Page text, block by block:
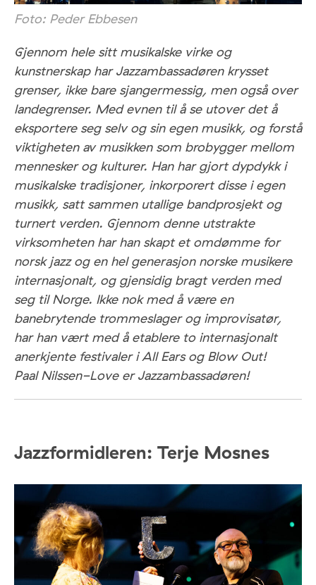
Foto: Peder Ebbesen
Gjennom hele sitt musikalske virke og
kunstnerskap har Jazzambassadøren krysset
grenser, ikke bare sjangermessig, men også over
landegrenser. Med evnen til å se utover det å
eksportere seg selv og sin egen musikk, og forstå
viktigheten av musikken som brobygger mellom
mennesker og kulturer. Han har gjort dypdykk i
musikalske tradisjoner, inkorporert disse i egen
musikk, satt sammen utallige bandprosjekt og
turnert verden. Gjennom denne utstrakte
virksomheten har han skapt et omdømme for
norsk jazz og en hel generasjon norske musikere
internasjonalt, og gjensidig bragt verden med
seg til Norge. Ikke nok med å være en
banebrytende trommeslager og improvisatør,
har han vært med å etablere to internasjonalt
anerkjente festivaler i All Ears og Blow Out!
Paal Nilssen-Love er Jazzambassadøren!
Jazzformidleren: Terje Mosnes